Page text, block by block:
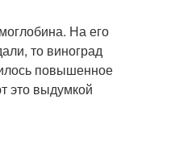
На его
то виноград
повышенное
это выдумкой